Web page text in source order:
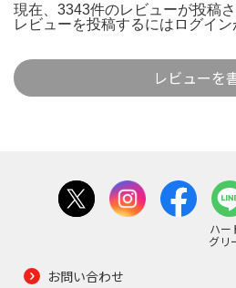
現在、3343件のレビューが投稿さ
レビューを投稿するには ログイン
レビューを
ハー
グリ
お問い合わせ